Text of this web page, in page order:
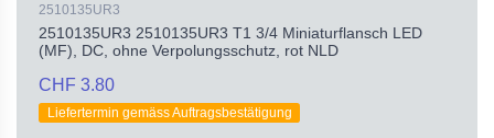
2510135UR3
2510135UR3 2510135UR3 T1 3/4 Miniaturflansch LED
(MF), DC, ohne Verpolungsschutz, rot NLD
CHF 3.80
Liefertermin gemäss Auftragsbestätigung